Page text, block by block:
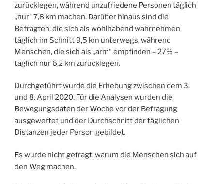
zurücklegen, während unzufriedene Personen täglich
„nur“ 7,8 km machen. Darüber hinaus sind die
Befragten, die sich als wohlhabend wahrnehmen
täglich im Schnitt 9,5 km unterwegs, während
Menschen, die sich als „arm“ empfinden – 27% –
täglich nur 6,2 km zurücklegen.
Durchgeführt wurde die Erhebung zwischen dem 3.
und 8. April 2020. Für die Analysen wurden die
Bewegungsdaten der Woche vor der Befragung
ausgewertet und der Durchschnitt der täglichen
Distanzen jeder Person gebildet.
Es wurde nicht gefragt, warum die Menschen sich auf
den Weg machen.